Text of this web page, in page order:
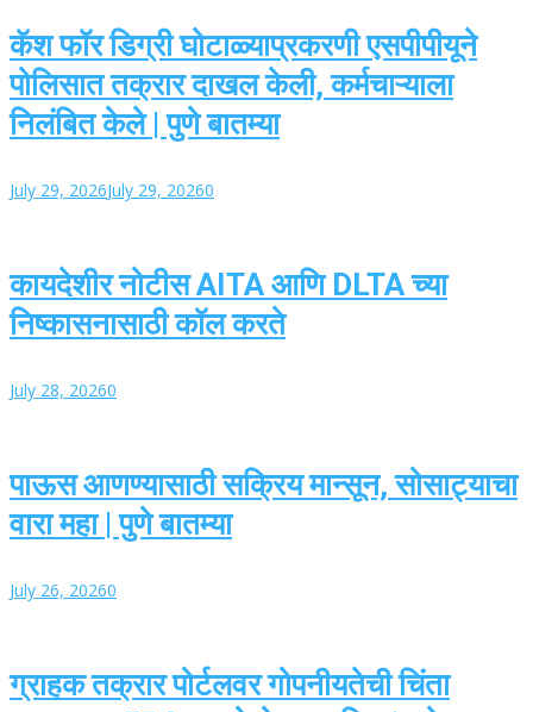
कॅश फॉर डिग्री घोटाळ्याप्रकरणी एसपीपीयूने
पोलिसात तक्रार दाखल केली, कर्मचाऱ्याला
निलंबित केले | पुणे बातम्या
July 29, 2026July 29, 20260
कायदेशीर नोटीस AITA आणि DLTA च्या
निष्कासनासाठी कॉल करते
July 28, 20260
पाऊस आणण्यासाठी सक्रिय मान्सून, सोसाट्याचा
वारा महा | पुणे बातम्या
July 26, 20260
ग्राहक तक्रार पोर्टलवर गोपनीयतेची चिंता